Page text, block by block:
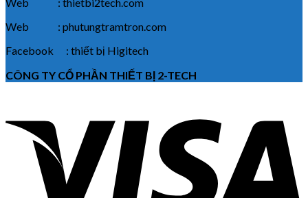
Web : phutungtramtron.com
Facebook : thiết bị Higitech
CÔNG TY CỔ PHẦN THIẾT BỊ 2-TECH